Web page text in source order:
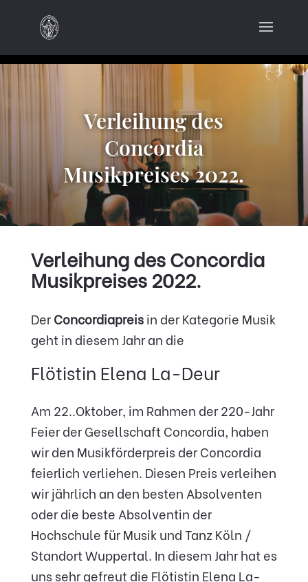
Verleihung des
Concordia
Musikpreises 2022.
Verleihung des Concordia
Musikpreises 2022.
DerConcordiapreisin der Kategorie Musik
geht in diesem Jahr an die
Flötistin Elena La-Deur
Am 22..Oktober, im Rahmen der 220-Jahr
Feier der Gesellschaft Concordia, haben
wir den Musikförderpreis der Concordia
feierlich verliehen. Diesen Preis verleihen
wir jährlich an den besten Absolventen
oder die beste Absolventin der
Hochschule für Musik und Tanz Köln /
Standort Wuppertal. In diesem Jahr hat es
uns sehr gefreut die Flötistin Elena La-